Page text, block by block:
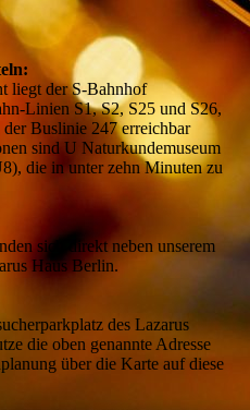
liegt der S-Bahnhof
Linien S1, S2, S25 und S26,
Buslinie 247 erreichbar
sind U Naturkundemuseum
die in unter zehn Minuten zu
sich direkt neben unserem
Haus Berlin.
des Lazarus
die oben genannte Adresse
über die Karte auf diese